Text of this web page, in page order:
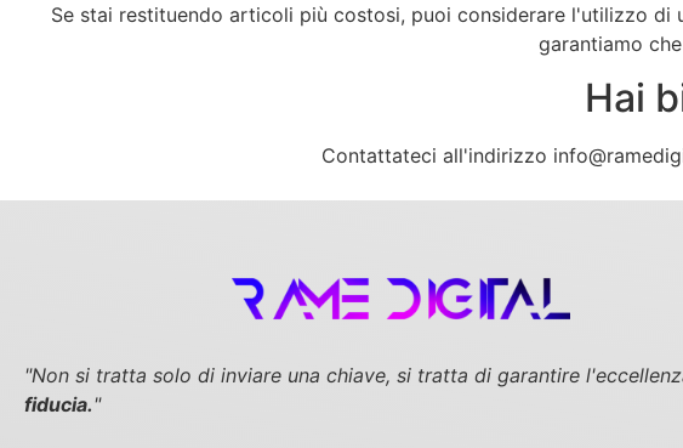
Se stai restituendo articoli più costosi, puoi considerare l'utilizzo
garantiamo
Hai
Contattateci all'indirizzo
"Non si tratta solo di inviare una chiave, si tratta di garantire
fiducia."